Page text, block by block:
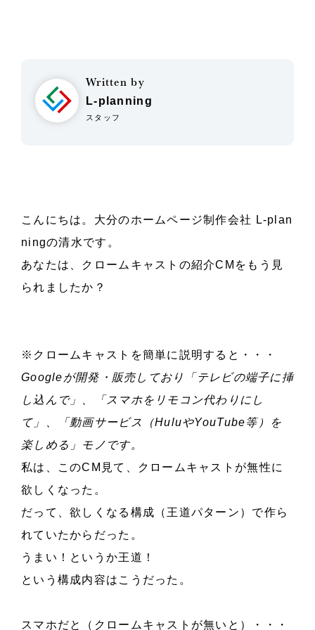
Written by
L-planning
スタッフ
こんにちは。大分のホームページ制作会社 L-plan
ningの清水です。
あなたは、クロームキャストの紹介CMをもう見
られましたか？
※クロームキャストを簡単に説明すると・・・
Googleが開発・販売しており「テレビの端子に挿
し込んで」、「スマホをリモコン代わりにし
て」、「動画サービス（HuluやYouTube等）を
楽しめる」モノです。
私は、このCM見て、クロームキャストが無性に
欲しくなった。
だって、欲しくなる構成（王道パターン）で作ら
れていたからだった。
うまい！というか王道！
という構成内容はこうだった。
スマホだと（クロームキャストが無いと）・・・